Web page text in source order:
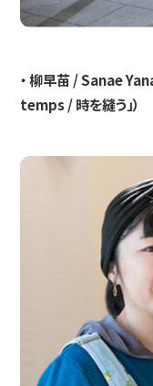
・ 柳早苗 / Sanae
temps / 時を縫う」）